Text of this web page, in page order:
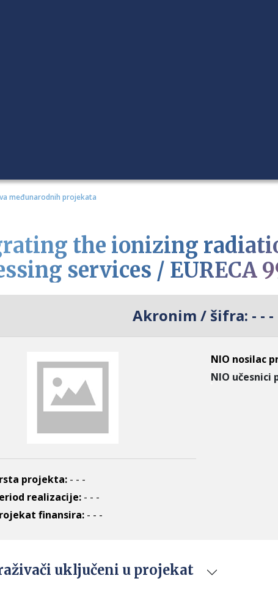
međunarodnih projekata
the ionizing
services / EURECA
Akronim / šifra: - - -
projekta: - - -
realizacije: - - -
finansira: - - -
NIO nosilac
NIO učesnici
uključeni u projekat